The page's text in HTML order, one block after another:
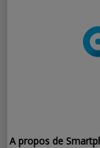
A propos de